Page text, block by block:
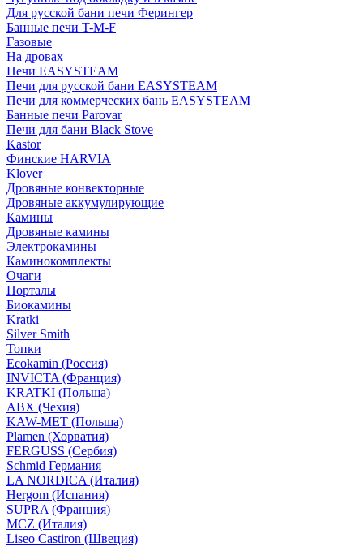
Для русской бани печи Ферингер
Банные печи T-M-F
Газовые
На дровах
Печи EASYSTEAM
Печи для русской бани EASYSTEAM
Печи для коммерческих бань EASYSTEAM
Банные печи Parovar
Печи для бани Black Stove
Kastor
Финские HARVIA
Klover
Дровяные конвекторные
Дровяные аккумулирующие
Камины
Дровяные камины
Электрокамины
Каминокомплекты
Очаги
Порталы
Биокамины
Kratki
Silver Smith
Топки
Ecokamin (Россия)
INVICTA (Франция)
KRATKI (Польша)
ABX (Чехия)
KAW-MET (Польша)
Plamen (Хорватия)
FERGUSS (Сербия)
Schmid Германия
LA NORDICA (Италия)
Hergom (Испания)
SUPRA (Франция)
MCZ (Италия)
Liseo Castiron (Швеция)